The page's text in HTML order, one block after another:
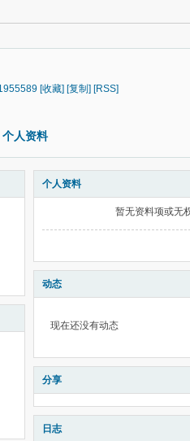
[收藏] [复制] [RSS]
个人资料
个人资料
暂无资料项或无
动态
现在还没有动态
分享
日志